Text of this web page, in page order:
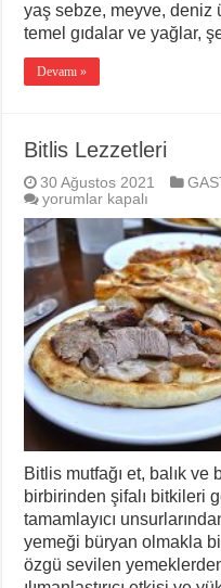
yaş sebze, meyve, deniz
temel gıdalar ve yağlar,
Devamı »
Bitlis Lezzetleri
30 Ağustos 2021
Bitlis
Lezzetleri
için
yorumlar kapalı
Bitlis mutfağı et, balık ve
birbirinden şifalı bitkileri
tamamlayıcı
yemeği büryan olmakla
özgü sevilen